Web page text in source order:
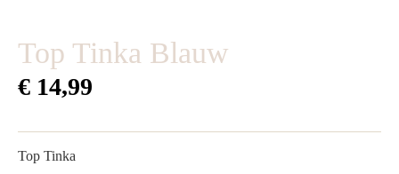
Top Tinka Blauw
€ 14,99
Top Tinka